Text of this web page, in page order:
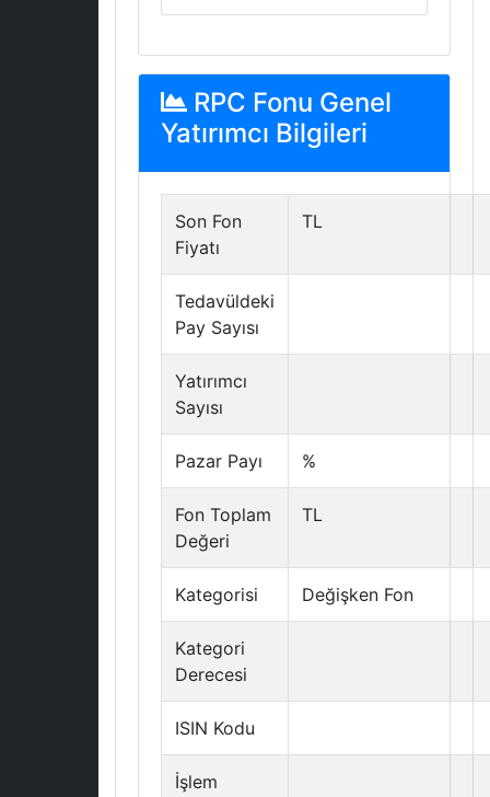
RPC Fonu Genel
Yatırımcı Bilgileri
Son Fon
Fiyatı
TL
Tedavüldeki
Pay Sayısı
Yatırımcı
Sayısı
Pazar Payı %
Fon Toplam
Değeri
TL
Kategorisi Değişken Fon
Kategori
Derecesi
ISIN Kodu
İşlem